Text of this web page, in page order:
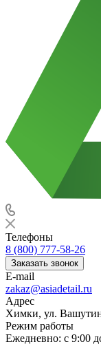
Телефоны
8 (800) 777-58-26
Заказать звонок
E-mail
zakaz@asiadetail.ru
Адрес
Химки, ул.
Режим работы
Ежедневно: с 9:00